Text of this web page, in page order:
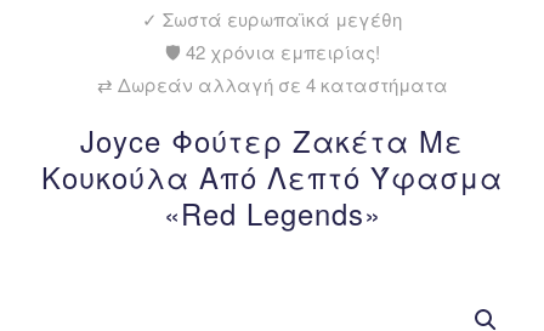
✓ Σωστά ευρωπαϊκά μεγέθη
🛡️ 42 χρόνια εμπειρίας!
⇄ Δωρεάν αλλαγή σε 4 καταστήματα
Joyce Φούτερ Ζακέτα Με
Κουκούλα Από Λεπτό Ύφασμα
«Red Legends»